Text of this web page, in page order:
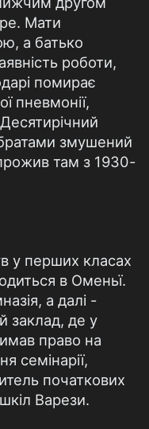
Мати
а батько
роботи,
помирає
пневмонії,
змушений
там з 1930-
у перших класах
в Оменьї.
а далі -
заклад, де у
право на
семінарії,
початкових
Варези.